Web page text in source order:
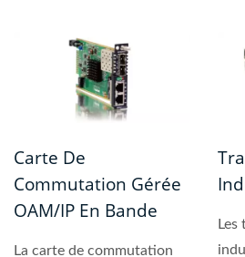
Carte De
Commutation Gérée
OAM/IP En Bande
La carte de commutation
Les